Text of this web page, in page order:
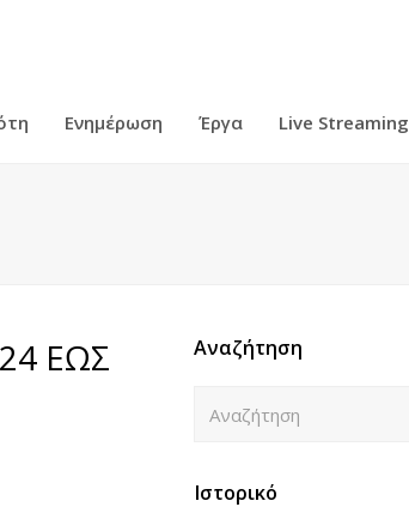
Ενημέρωση Έργα Live Streaming
ΕΩΣ
Αναζήτηση
Ιστορικό